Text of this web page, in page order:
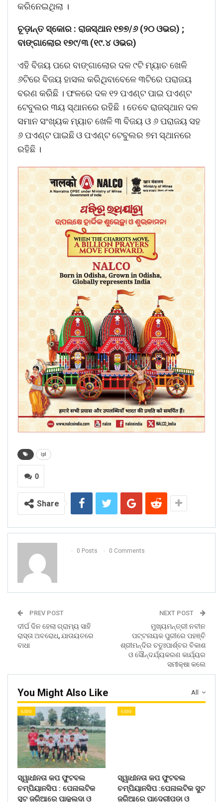
କରିନେଇଥିଲା ।
ଚୂଡ଼ାନ୍ତ ସ୍କୋର : ରାଜସ୍ଥାନ ୧୭୭/୬ (୨୦ ଓଭର) ;
ବାଙ୍ଗାଲୋର ୧୭୯/୩ (୧୯.୪ ଓଭର)
ଏହି ବିଜୟ ପରେ ବାଙ୍ଗାଲୋର ଦଳ ୯ଟି ମ୍ୟାଚ ଖେଳି
୬ଟିରେ ବିଜୟ ହାସଲ କରିଥିବାବେଳେ ୩ଟିରେ ପରାଜୟ
ବରଣ କରିଛି । ଫଳରେ ଦଳ ୧୨ ପଏଣ୍ଟ ପାଇ ପଏଣ୍ଟ
ଟେବୁଲର ୩ୟ ସ୍ଥାନରେ ରହିଛି । ତେବେ ରାଜସ୍ଥାନ ଦଳ
ସମାନ ସଂଖ୍ୟକ ମ୍ୟାଚ ଖେଳି ୩ ବିଜୟ ଓ ୬ ପରାଜୟ ସହ
୬ ପଏଣ୍ଟ ପାଇଛି ଓ ପଏଣ୍ଟ ଟେବୁଲର ୭ମ ସ୍ଥାନରେ
ରହିଛି ।
ipl
0
Share
0 Posts 0 Comments
PREV POST
ଦୀର୍ଘ ଦିନ ହେଲା ଗ୍ରାମ୍ୟ ସାହି
ରାସ୍ତା ଅବରୋଧ, ଯାତାୟତରେ
ବାଧା
NEXT POST
ମୁଖ୍ୟମନ୍ତ୍ରୀ ନବୀନ
ପଟ୍ଟନାୟକ ପୁରୀରେ ପହଞ୍ଚି
ଶ୍ରୀମନ୍ଦିର ଚତୁଃପାର୍ଶ୍ବର ବିକାଶ
ଓ ସୌନ୍ଦର୍ଯ୍ୟକରଣ କାର୍ଯ୍ୟର
ସମୀକ୍ଷା କଲେ
All
You Might Also Like
ଖେଳ
ସ୍ୱାଧୀନତା କପ ଫୁଟବଲ
ଚମ୍ପିୟାନସିପ : ପେନାଲଟିକ
ସୁଟ ଜରିଆରେ ପାକୁଲଦା ଓ
ଖେଳ
ସ୍ୱାଧୀନତା କପ ଫୁଟବଲ
ଚମ୍ପିୟାନସିପ :ପେନାଲଟିକ ସୁଟ
ଜରିଆରେ ପାଦେରୀପଡା ଓ